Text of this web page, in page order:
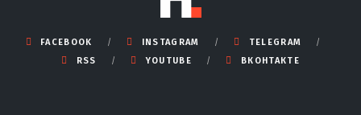
FACEBOOK INSTAGRAM
TELEGRAM
RSS
YOUTUBE ВКОНТАКТЕ